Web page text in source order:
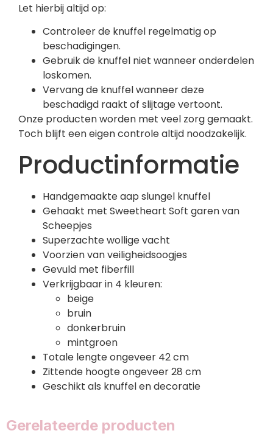
Let hierbij altijd op:
Controleer de knuffel regelmatig op
beschadigingen.
Gebruik de knuffel niet wanneer onderdelen
loskomen.
Vervang de knuffel wanneer deze
beschadigd raakt of slijtage vertoont.
Onze producten worden met veel zorg gemaakt.
Toch blijft een eigen controle altijd noodzakelijk.
Productinformatie
Handgemaakte aap slungel knuffel
Gehaakt met Sweetheart Soft garen van
Scheepjes
Superzachte wollige vacht
Voorzien van veiligheidsoogjes
Gevuld met fiberfill
Verkrijgbaar in 4 kleuren:
beige
bruin
donkerbruin
mintgroen
Totale lengte ongeveer 42 cm
Zittende hoogte ongeveer 28 cm
Geschikt als knuffel en decoratie
Gerelateerde producten